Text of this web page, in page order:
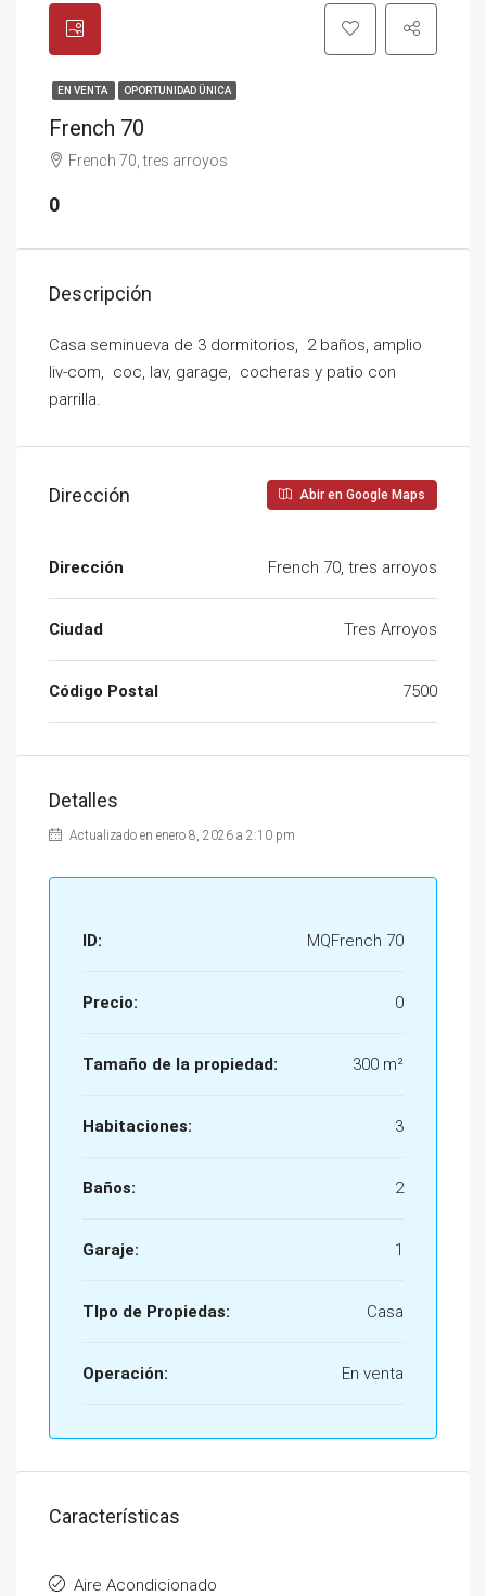
EN VENTA OPORTUNIDAD ÜNICA
French 70
French 70, tres arroyos
0
Descripción
Casa seminueva de 3 dormitorios, 2 baños, amplio
liv-com, coc, lav, garage, cocheras y patio con
parrilla.
Dirección Abir en Google Maps
Dirección French 70, tres arroyos
Ciudad Tres Arroyos
Código Postal 7500
Detalles
Actualizado en enero 8, 2026 a 2:10 pm
ID: MQFrench 70
Precio: 0
Tamaño de la propiedad: 300 m²
Habitaciones: 3
Baños: 2
Garaje: 1
TIpo de Propiedas: Casa
Operación: En venta
Características
Aire Acondicionado